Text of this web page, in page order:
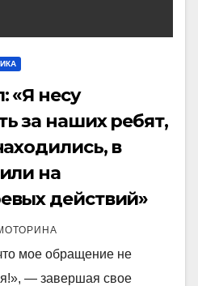
«Я несу
за наших ребят,
в
на
действий»
мое обращение не
— завершая свое